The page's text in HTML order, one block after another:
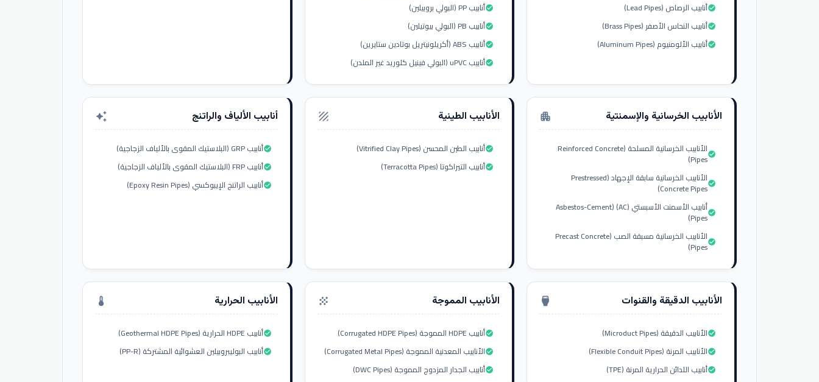
أنابيب الرصاص (Lead Pipes)check_circle
أنابيب النحاس الأصفر (Brass Pipes)check_circle
أنابيب الألومنيوم (Aluminum Pipes)check_circle
أنابيب PP (البولي بروبيلين)check_circle
أنابيب PB (البولي بيوتيلين)check_circle
أنابيب ABS (أكريلونيتريل بوتادين ستايرين)check_circle
أنابيب uPVC (البولي فينيل كلوريد غير الملدن)check_circle
الأنابيب الخرسانية والإسمنتية apartment
الأنابيب الخرسانية المسلحة (Reinforced Concrete
Pipes)check_circle
الأنابيب الخرسانية سابقة الإجهاد (Prestressed
Concrete Pipes)check_circle
أنابيب الأسمنت الأسبستي (AC) (Asbestos-Cement
Pipes)check_circle
الأنابيب الخرسانية مسبقة الصب (Precast Concrete
Pipes)check_circle
الأنابيب الطينية texture
أنابيب الطين المحسن (Vitrified Clay Pipes)check_circle
أنابيب التيراكوتا (Terracotta Pipes)check_circle
أنابيب الألياف والراتنج auto_awesome
أنابيب GRP (البلاستيك المقوى بالألياف الزجاجية)check_circle
أنابيب FRP (البلاستيك المقوى بالألياف الزجاجية)check_circle
أنابيب الراتنج الإيبوكسي (Epoxy Resin Pipes)check_circle
الأنابيب الدقيقة والقنوات settings_input_hdmi
الأنابيب الدقيقة (Microduct Pipes)check_circle
الأنابيب المرنة (Flexible Conduit Pipes)check_circle
أنابيب اللدائن الحرارية المرنة (TPE)check_circle
الأنابيب المموجة grain
أنابيب HDPE المموجة (Corrugated HDPE Pipes)check_circle
الأنابيب المعدنية المموجة (Corrugated Metal Pipes)check_circle
أنابيب الجدار المزدوج المموجة (DWC Pipes)check_circle
الأنابيب الحرارية thermostat
أنابيب HDPE الحرارية (Geothermal HDPE Pipes)check_circle
أنابيب البوليبروبيلين العشوائية المشتركة (PP-R)check_circle